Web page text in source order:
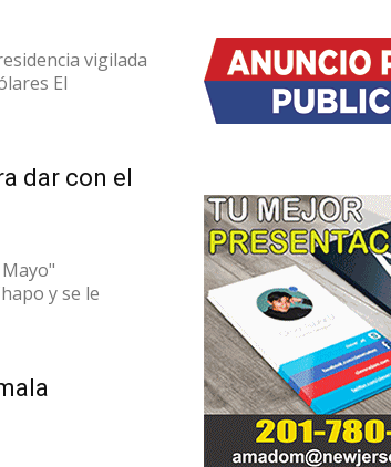
vigilada
El
dar con el
y se le